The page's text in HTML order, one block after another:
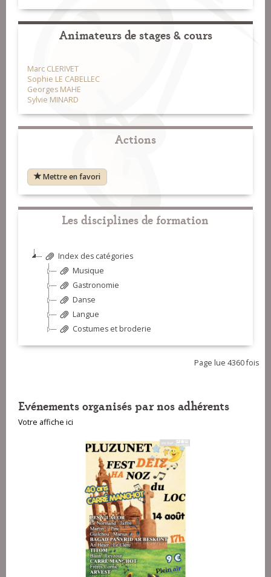
Animateurs de stages & cours
Marc CLERIVET
Sophie LE CABELLEC
Georges MAHE
Sylvie MINARD
Actions
Mettre en favori
Les disciplines de formation
Index des catégories
Musique
Gastronomie
Danse
Langue
Costumes et broderie
Page lue 4360 fois
Evénements organisés par nos adhérents
Votre affiche ici